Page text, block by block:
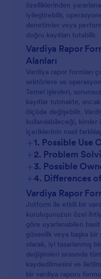
özelliklerinden
iyileştirebilir,
denetimler veya
doğru kayıtları tutabilir.
Vardiya Rapor
Alanları
Vardiya rapor formları
sektörlere ve
Temel işlevleri,
kayıtlar tutmaktır,
ölçüde değişebilir.
kullanılabileceği,
içeriklerinin nasıl
+1. Possible Use
+2. Problem
+3. Possible
+4. Differences
Vardiya Rapor
Jotform ile etkili bir
kuruluşunuzun özel
göre uyarlanabilen
güvenlik veya başka bir
olarak, iyi tasarlanmış
değişimleri sırasında
kaydedilmesini ve
bir vardiya raporu